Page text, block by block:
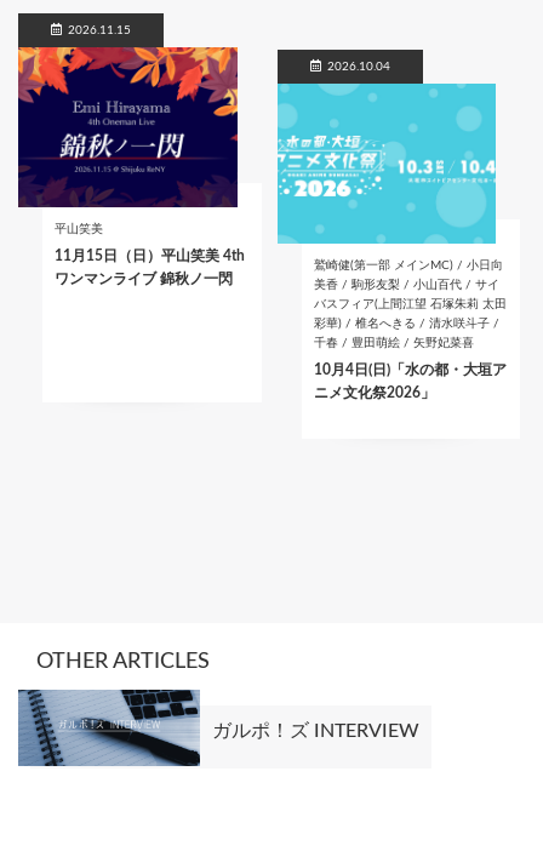
2026.11.15
平山笑美
11月15日（日）平山笑美 4th
ワンマンライブ 錦秋ノ一閃
2026.10.04
鷲崎健(第一部 メインMC) / 小日向
美香 / 駒形友梨 / 小山百代 / サイ
バスフィア(上間江望 石塚朱莉 太田
彩華) / 椎名へきる / 清水咲斗子 /
千春 / 豊田萌絵 / 矢野妃菜喜
10月4日(日)「水の都・大垣ア
ニメ文化祭2026」
OTHER ARTICLES
ガルポ！ズ INTERVIEW